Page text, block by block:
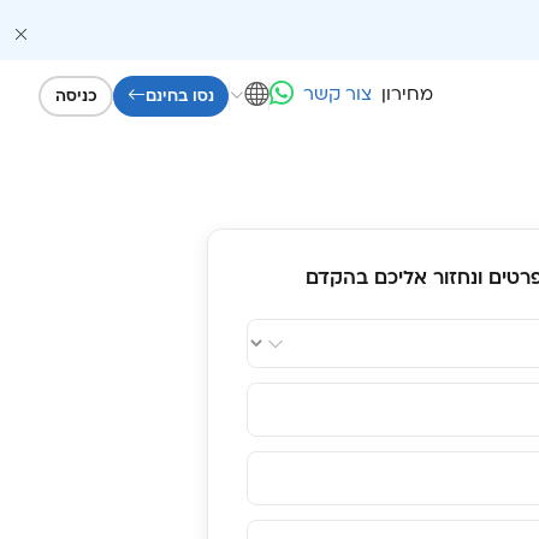
מחירון צור קשר נסו בחינם כניסה
ונחזור אליכם בהקדם